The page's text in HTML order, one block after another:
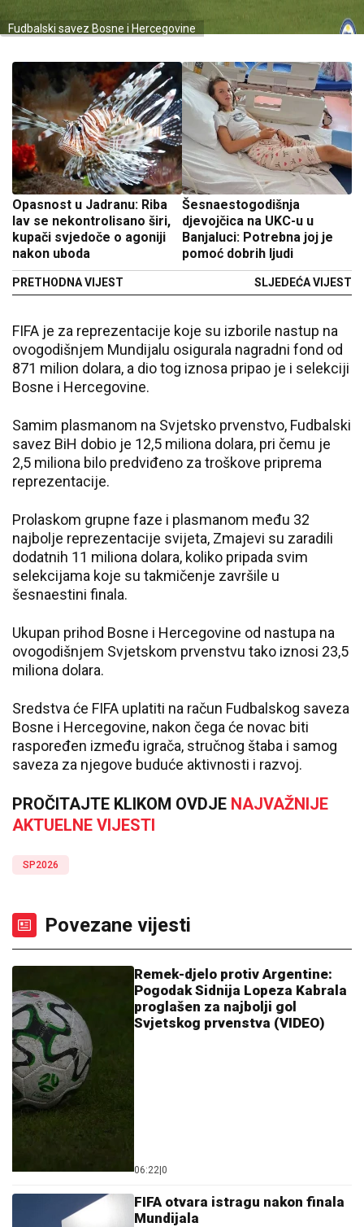
Fudbalski savez Bosne i Hercegovine
Opasnost u Jadranu: Riba
lav se nekontrolisano širi,
kupači svjedoče o agoniji
nakon uboda
PRETHODNA VIJEST
Šesnaestogodišnja
djevojčica na UKC-u u
Banjaluci: Potrebna joj je
pomoć dobrih ljudi
SLJEDEĆA VIJEST
FIFA je za reprezentacije koje su izborile nastup na
ovogodišnjem Mundijalu osigurala nagradni fond od
871 milion dolara, a dio tog iznosa pripao je i selekciji
Bosne i Hercegovine.
Samim plasmanom na Svjetsko prvenstvo, Fudbalski
savez BiH dobio je 12,5 miliona dolara, pri čemu je
2,5 miliona bilo predviđeno za troškove priprema
reprezentacije.
Prolaskom grupne faze i plasmanom među 32
najbolje reprezentacije svijeta, Zmajevi su zaradili
dodatnih 11 miliona dolara, koliko pripada svim
selekcijama koje su takmičenje završile u
šesnaestini finala.
Ukupan prihod Bosne i Hercegovine od nastupa na
ovogodišnjem Svjetskom prvenstvu tako iznosi 23,5
miliona dolara.
Sredstva će FIFA uplatiti na račun Fudbalskog saveza
Bosne i Hercegovine, nakon čega će novac biti
raspoređen između igrača, stručnog štaba i samog
saveza za njegove buduće aktivnosti i razvoj.
PROČITAJTE KLIKOM OVDJE NAJVAŽNIJE
AKTUELNE VIJESTI
SP2026
Povezane vijesti
Remek-djelo protiv Argentine:
Pogodak Sidnija Lopeza Kabrala
proglašen za najbolji gol
Svjetskog prvenstva (VIDEO)
06:22 0
FIFA otvara istragu nakon finala
Mundijala